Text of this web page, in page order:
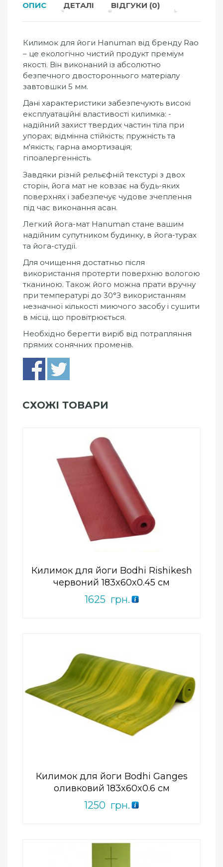
ОПИС ДЕТАЛІ ВІДГУКИ (0)
Килимок для йоги Hanuman від бренду Rao
– це екологічно чистий продукт преміум
якості. Він виконаний із абсолютно
безпечного двостороннього матеріалу
завтовшки 5 мм.
Дані характеристики забезпечують високі
експлуатаційні властивості килимка: -
надійний захист твердих частин тіла при
упорах; відмінна стійкість; пружність та
м'якість; гарна амортизація;
гіпоалергенність.
Завдяки різній рельєфній текстурі з двох
сторін, йога мат не ковзає на будь-яких
поверхнях і забезпечує чудове зчеплення
під час виконання асан.
Легкий йога-мат Hanuman стане вашим
надійним супутником будинку, в йога-турах
та йога-студії.
Для очищення достатньо після
використання протерти поверхню вологою
тканиною. Також його можна прати вручну
при температурі до 30°З використанням
незначної кількості миючого засобу і сушити
в місці, що провітрюється.
Необхідно берегти виріб від потрапляння
прямих сонячних променів.
СХОЖІ ТОВАРИ
Килимок для йоги Bodhi Rishikesh
червоний 183x60x0.45 см
1625 грн.
ПРИДБАТИ
Add to Wishlist
Килимок для йоги Bodhi Ganges
оливковий 183x60x0.6 см
1250 грн.
ПРИДБАТИ
Add to Wishlist